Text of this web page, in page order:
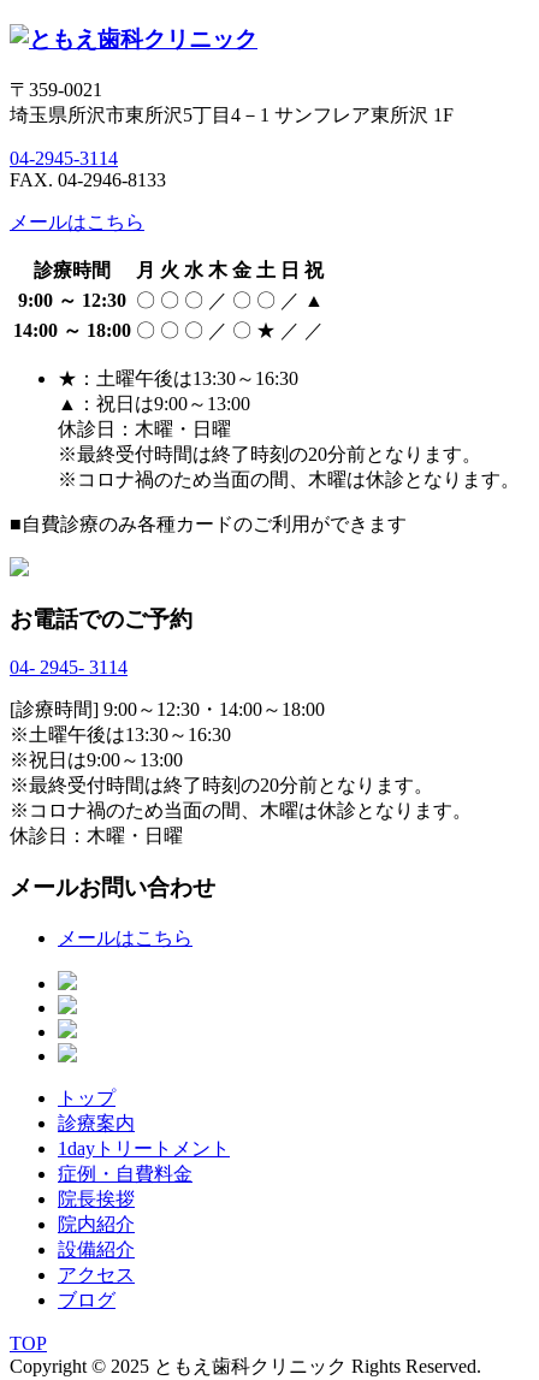
〒359-0021
埼玉県所沢市東所沢5丁目4－1 サンフレア東所沢 1F
04-2945-3114
FAX. 04-2946-8133
メールはこちら
診療時間 月 火 水 木 金 土 日 祝
9:00 ～ 12:30 〇 〇 〇 ／ 〇 〇 ／ ▲
14:00 ～ 18:00 〇 〇 〇 ／ 〇 ★ ／ ／
★：土曜午後は13:30～16:30
▲：祝日は9:00～13:00
休診日：木曜・日曜
※最終受付時間は終了時刻の20分前となります。
※コロナ禍のため当面の間、木曜は休診となります。
■自費診療のみ各種カードのご利用ができます
お電話でのご予約
04- 2945- 3114
[診療時間] 9:00～12:30・14:00～18:00
※土曜午後は13:30～16:30
※祝日は9:00～13:00
※最終受付時間は終了時刻の20分前となります。
※コロナ禍のため当面の間、木曜は休診となります。
休診日：木曜・日曜
メールお問い合わせ
メールはこちら
トップ
診療案内
1dayトリートメント
症例・自費料金
院長挨拶
院内紹介
設備紹介
アクセス
ブログ
TOP
Copyright © 2025 ともえ歯科クリニック Rights Reserved.